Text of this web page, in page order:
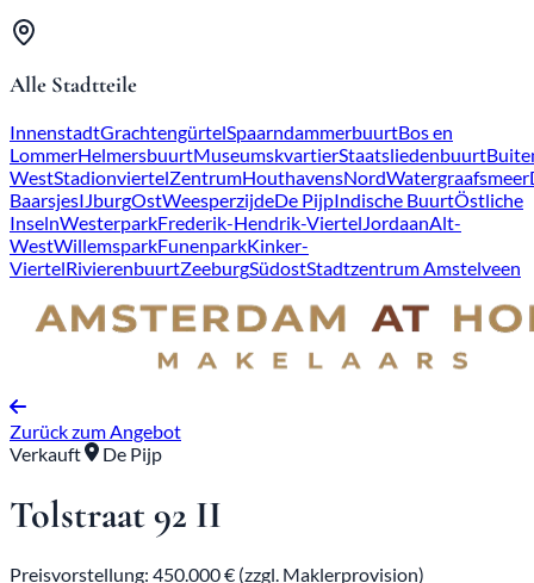
Alle Stadtteile
InnenstadtGrachtengürtelSpaarndammerbuurtBos en
LommerHelmersbuurtMuseumskvartierStaatsliedenbuurt
WestStadionviertelZentrumHouthavensNordWatergraafsmeer
BaarsjesIJburgOstWeesperzijdeDe PijpIndische BuurtÖstliche
InselnWesterparkFrederik-Hendrik-ViertelJordaanAlt-
WestWillemsparkFunenparkKinker-
ViertelRivierenbuurtZeeburgSüdostStadtzentrum Amstelveen
Zurück zum Angebot
Verkauft
De Pijp
Tolstraat 92 II
Preisvorstellung: 450.000 € (zzgl. Maklerprovision)